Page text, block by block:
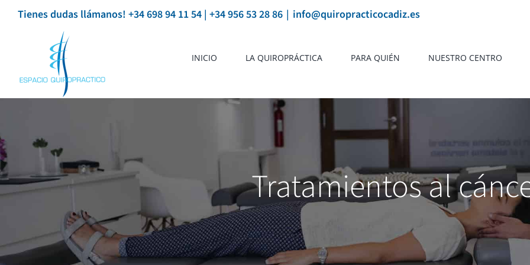
SaltarTienes dudas llámanos! +34 698 94 11 54 | +34 956 53 28 86 | info@quiropracticocadiz.es
INICIO LA QUIROPRÁCTICA PARA QUIÉN NUESTRO CENTRO
Tratamientos al